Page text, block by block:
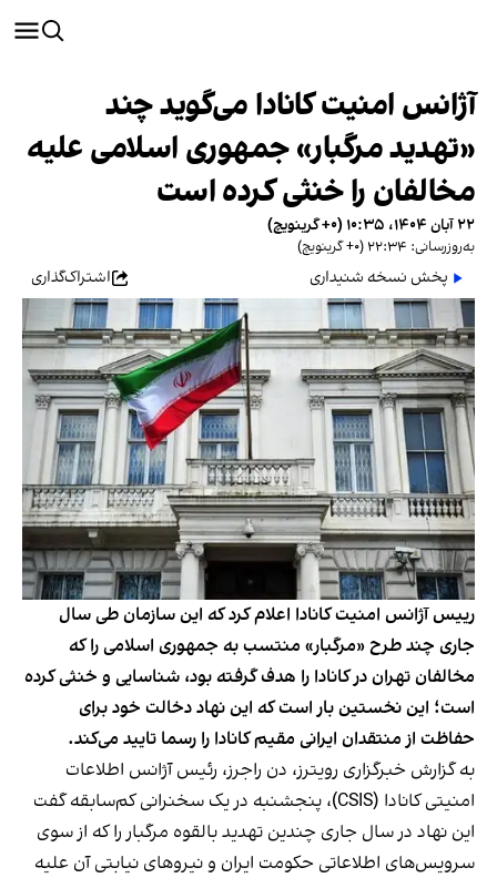
آژانس امنیت کانادا می‌گوید چند
«تهدید مرگبار» جمهوری اسلامی علیه
مخالفان را خنثی کرده است
۲۲ آبان ۱۴۰۴، ۱۰:۳۵ (‎+۰ گرینویچ)
به‌روزرسانی: ۲۲:۳۴ (‎+۰ گرینویچ)
پخش نسخه شنیداری اشتراک‌گذاری
ريیس آژانس امنیت کانادا اعلام کرد که این سازمان طی سال
جاری چند طرح «مرگبار» منتسب به جمهوری اسلامی را که
مخالفان تهران در کانادا را هدف گرفته بود، شناسایی و خنثی کرده
است؛ این نخستین بار است که این نهاد دخالت خود برای
حفاظت از منتقدان ایرانی مقیم کانادا را رسما تایید می‌کند.
به گزارش خبرگزاری رویترز، دن راجرز، رئیس آژانس اطلاعات
امنیتی کانادا (CSIS)، پنجشنبه در یک سخنرانی کم‌سابقه گفت
این نهاد در سال جاری چندین تهدید بالقوه مرگبار را که از سوی
سرویس‌های اطلاعاتی حکومت ایران و نیروهای نیابتی آن علیه